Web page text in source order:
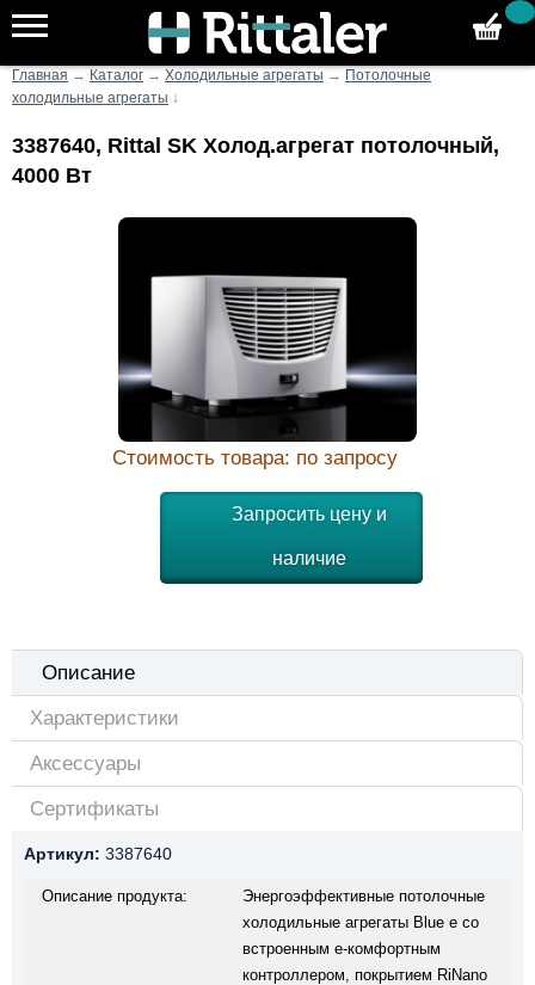
Главная → Каталог → Холодильные агрегаты →
Потолочные
холодильные агрегаты ↓
3387640, Rittal SK Холод.агрегат потолочный,
4000 Вт
Стоимость товара: по запросу
Запросить цену и
наличие
Описание
Характеристики
Аксессуары
Сертификаты
Артикул: 3387640
Описание продукта:
Энергоэффективные потолочные
холодильные агрегаты Blue e со
встроенным e-комфортным
контроллером, покрытием RiNano